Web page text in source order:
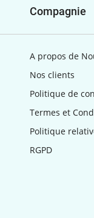
Compagnie
A propos de
Nos clients
Politique de
Termes et
Politique
RGPD